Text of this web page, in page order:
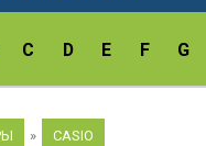
C D E F G
» CASIO